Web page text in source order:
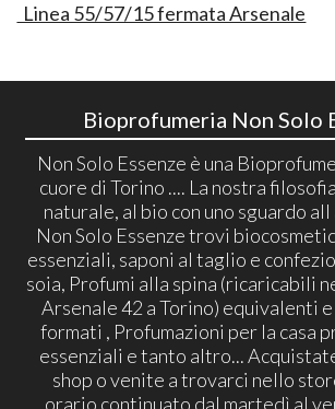
Linea 55/57/15 fermata Arsenale
Bioprofumeria Non Solo
Non Solo Essenze è una
cuore di Torino .... La nostra
naturale, al bio con uno sguardo
Non Solo Essenze trovi
essenziali, saponi al taglio e
soia, Profumi alla spina (ricaricabili
Arsenale 42 a Torino) equivalenti
formati , Profumazioni per la casa
essenziali e tanto altro...
shop o venite a trovarci nello
orario continuato dal martedì al